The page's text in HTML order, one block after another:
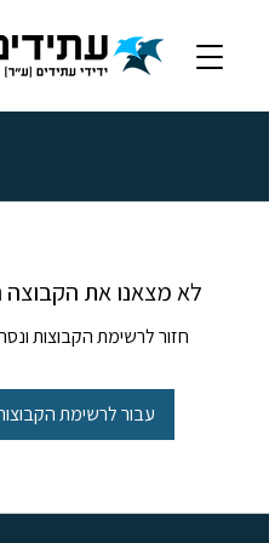
לא מצאנו את הקבוצה
חזור לרשימת הקבוצות
עבור לרשימת